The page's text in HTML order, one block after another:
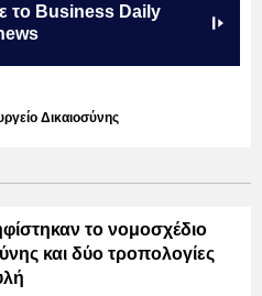
το Business Daily
Δικαιοσύνης
το νομοσχέδιο
και δύο τροπολογίες